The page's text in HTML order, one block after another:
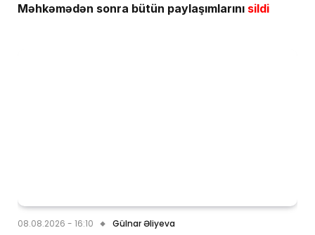
Məhkəmədən sonra bütün paylaşımlarını sildi
08.08.2026 - 16:10 Gülnar Əliyeva